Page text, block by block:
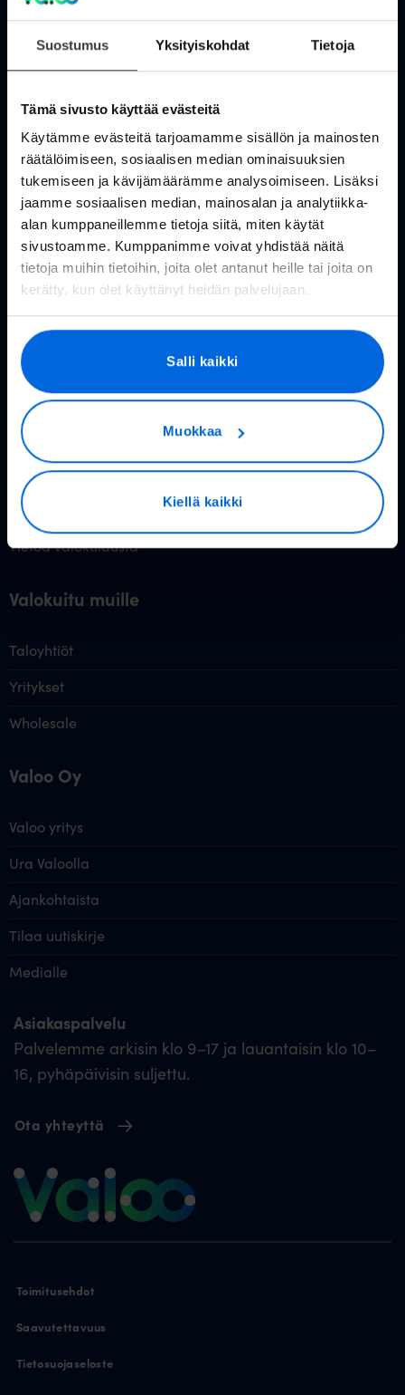
Suostumus Yksityiskohdat Tietoja
Tämä sivusto käyttää evästeitä
Käytämme evästeitä tarjoamamme sisällön ja mainosten
räätälöimiseen, sosiaalisen median ominaisuuksien
tukemiseen ja kävijämäärämme analysoimiseen. Lisäksi
jaamme sosiaalisen median, mainosalan ja analytiikka-
alan kumppaneillemme tietoja siitä, miten käytät
sivustoamme. Kumppanimme voivat yhdistää näitä
tietoja muihin tietoihin, joita olet antanut heille tai joita on
kerätty, kun olet käyttänyt heidän palvelujaan.
Salli kaikki
Muokkaa
Kiellä kaikki
Asiakastuki
Asiakaspalvelu
Tukisivusto
Huolto- ja häiriötiedotteet
Valoo kokemuksia
In English
Valokuitu kuluttajille
Rakennettavat alueet
Valokuitu kotiin
Reitittimet
Valoo TV
Hinnasto
Tietoa valokuidusta
Valokuitu muille
Taloyhtiöt
Yritykset
Wholesale
Valoo Oy
Valoo yritys
Ura Valoolla
Ajankohtaista
Tilaa uutiskirje
Medialle
Asiakaspalvelu
Palvelemme arkisin klo 9–17 ja lauantaisin klo 10–
16, pyhäpäivisin suljettu.
Ota yhteyttä
Toimitusehdot
Saavutettavuus
Tietosuojaseloste